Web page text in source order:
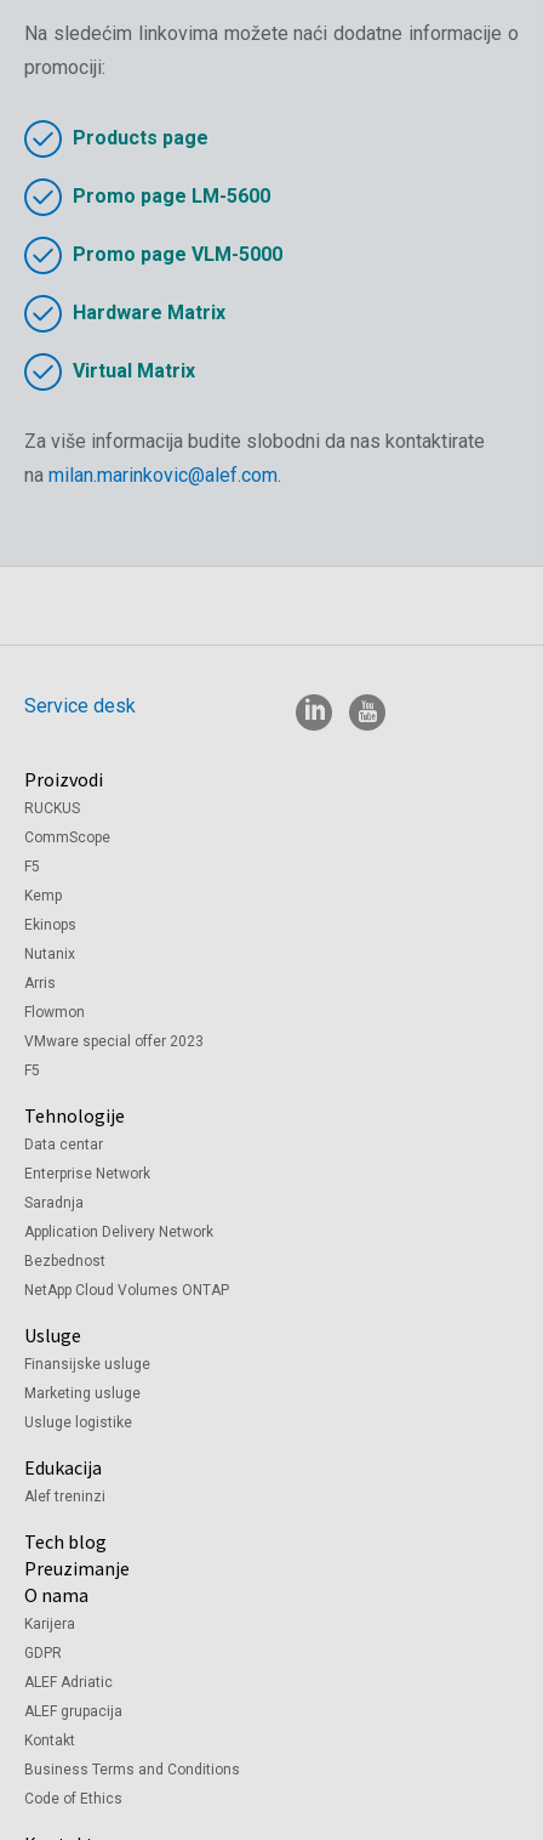
Na sledećim linkovima možete naći dodatne informacije o
promociji:
Products page
Promo page LM-5600
Promo page VLM-5000
Hardware Matrix
Virtual Matrix
Za više informacija budite slobodni da nas kontaktirate
na milan.marinkovic@alef.com
Service desk
Proizvodi
RUCKUS
CommScope
F5
Kemp
Ekinops
Nutanix
Arris
Flowmon
VMware special offer 2023
F5
Tehnologije
Data centar
Enterprise Network
Saradnja
Application Delivery Network
Bezbednost
NetApp Cloud Volumes ONTAP
Usluge
Finansijske usluge
Marketing usluge
Usluge logistike
Edukacija
Alef treninzi
Tech blog
Preuzimanje
O nama
Karijera
GDPR
ALEF Adriatic
ALEF grupacija
Kontakt
Business Terms and Conditions
Code of Ethics